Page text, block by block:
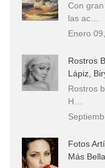
Con
las ac…
Enero
Rostros
Lápiz,
Rostros
H…
Fotos
Más